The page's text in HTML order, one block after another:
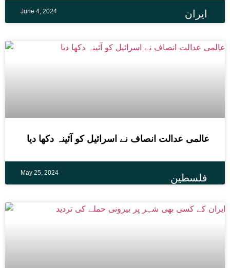
ایران June 4, 2024
فلسطین
عالمی عدالت انصاف نے اسرائیل کو آئینہ دکھا دیا
May 25, 2024